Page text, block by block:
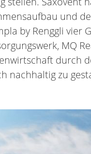
und
by Renggli vier
MQ
durch
nachhaltig zu